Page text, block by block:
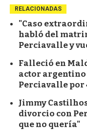
RELACIONADAS
"Caso
habló del
Perciavalle y
Falleció en
actor argentino
Perciavalle por
Jimmy
divorcio con
que no quería"